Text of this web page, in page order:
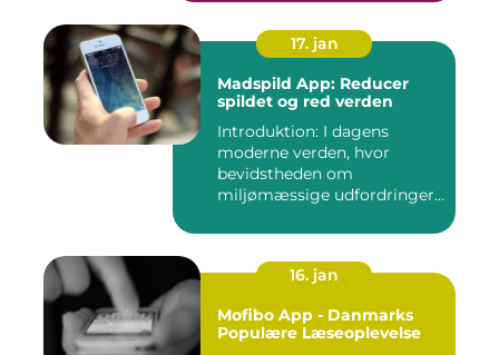
17. jan
Madspild App: Reducer
spildet og red verden
Introduktion: I dagens
moderne verden, hvor
bevidstheden om
miljømæssige udfordringer
16. jan
Mofibo App - Danmarks
Populære Læseoplevelse